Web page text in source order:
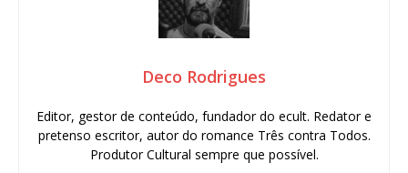
Deco Rodrigues
Editor, gestor de conteúdo, fundador do ecult. Redator e
pretenso escritor, autor do romance Três contra Todos.
Produtor Cultural sempre que possível.